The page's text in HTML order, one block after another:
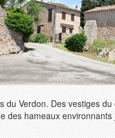
Verdon. Des vestiges
des hameaux